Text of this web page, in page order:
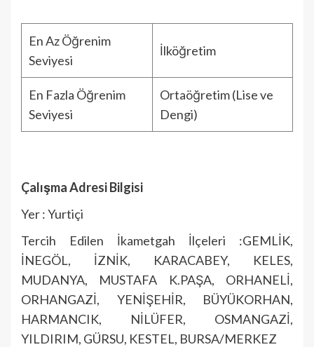
En Az Öğrenim
Seviyesi
İlköğretim
En Fazla Öğrenim
Seviyesi
Ortaöğretim (Lise ve
Dengi)
Çalışma Adresi Bilgisi
Yer : Yurtiçi
Tercih Edilen İkametgah İlçeleri :GEMLİK,
İNEGÖL, İZNİK, KARACABEY, KELES,
MUDANYA, MUSTAFA K.PAŞA, ORHANELİ,
ORHANGAZİ, YENİŞEHİR, BÜYÜKORHAN,
HARMANCIK, NİLÜFER, OSMANGAZİ,
YILDIRIM, GÜRSU, KESTEL, BURSA/MERKEZ